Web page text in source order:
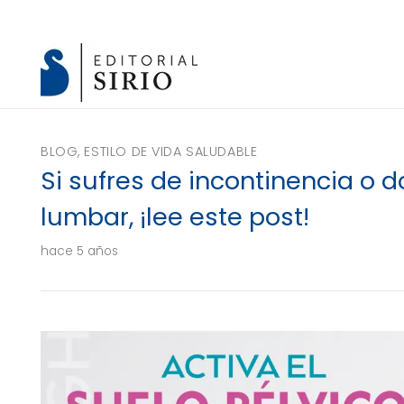
BLOG, ESTILO DE VIDA SALUDABLE
Si sufres de incontinencia o
lumbar, ¡lee este post!
hace 5 años